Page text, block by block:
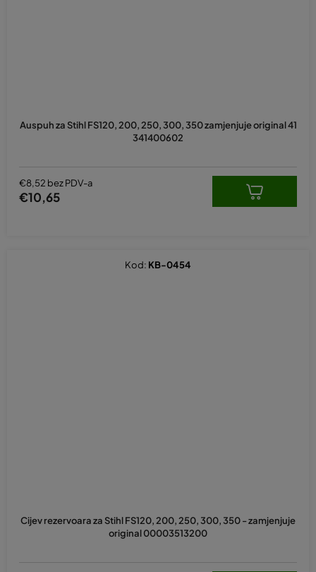
Auspuh za Stihl FS120, 200, 250, 300, 350 zamjenjuje original 41
341400602
€8,52 bez PDV-a
€10,65
Cijev rezervoara za Stihl FS120, 200, 250, 300, 350 - zamjenjuje
original 00003513200
Kod: KB-0454